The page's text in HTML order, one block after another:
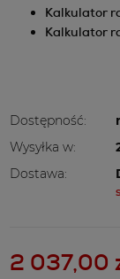
Kalkulator
Kalkulator
Dostępność:
Wysyłka w:
Dostawa:
Cena nie
2 037,00